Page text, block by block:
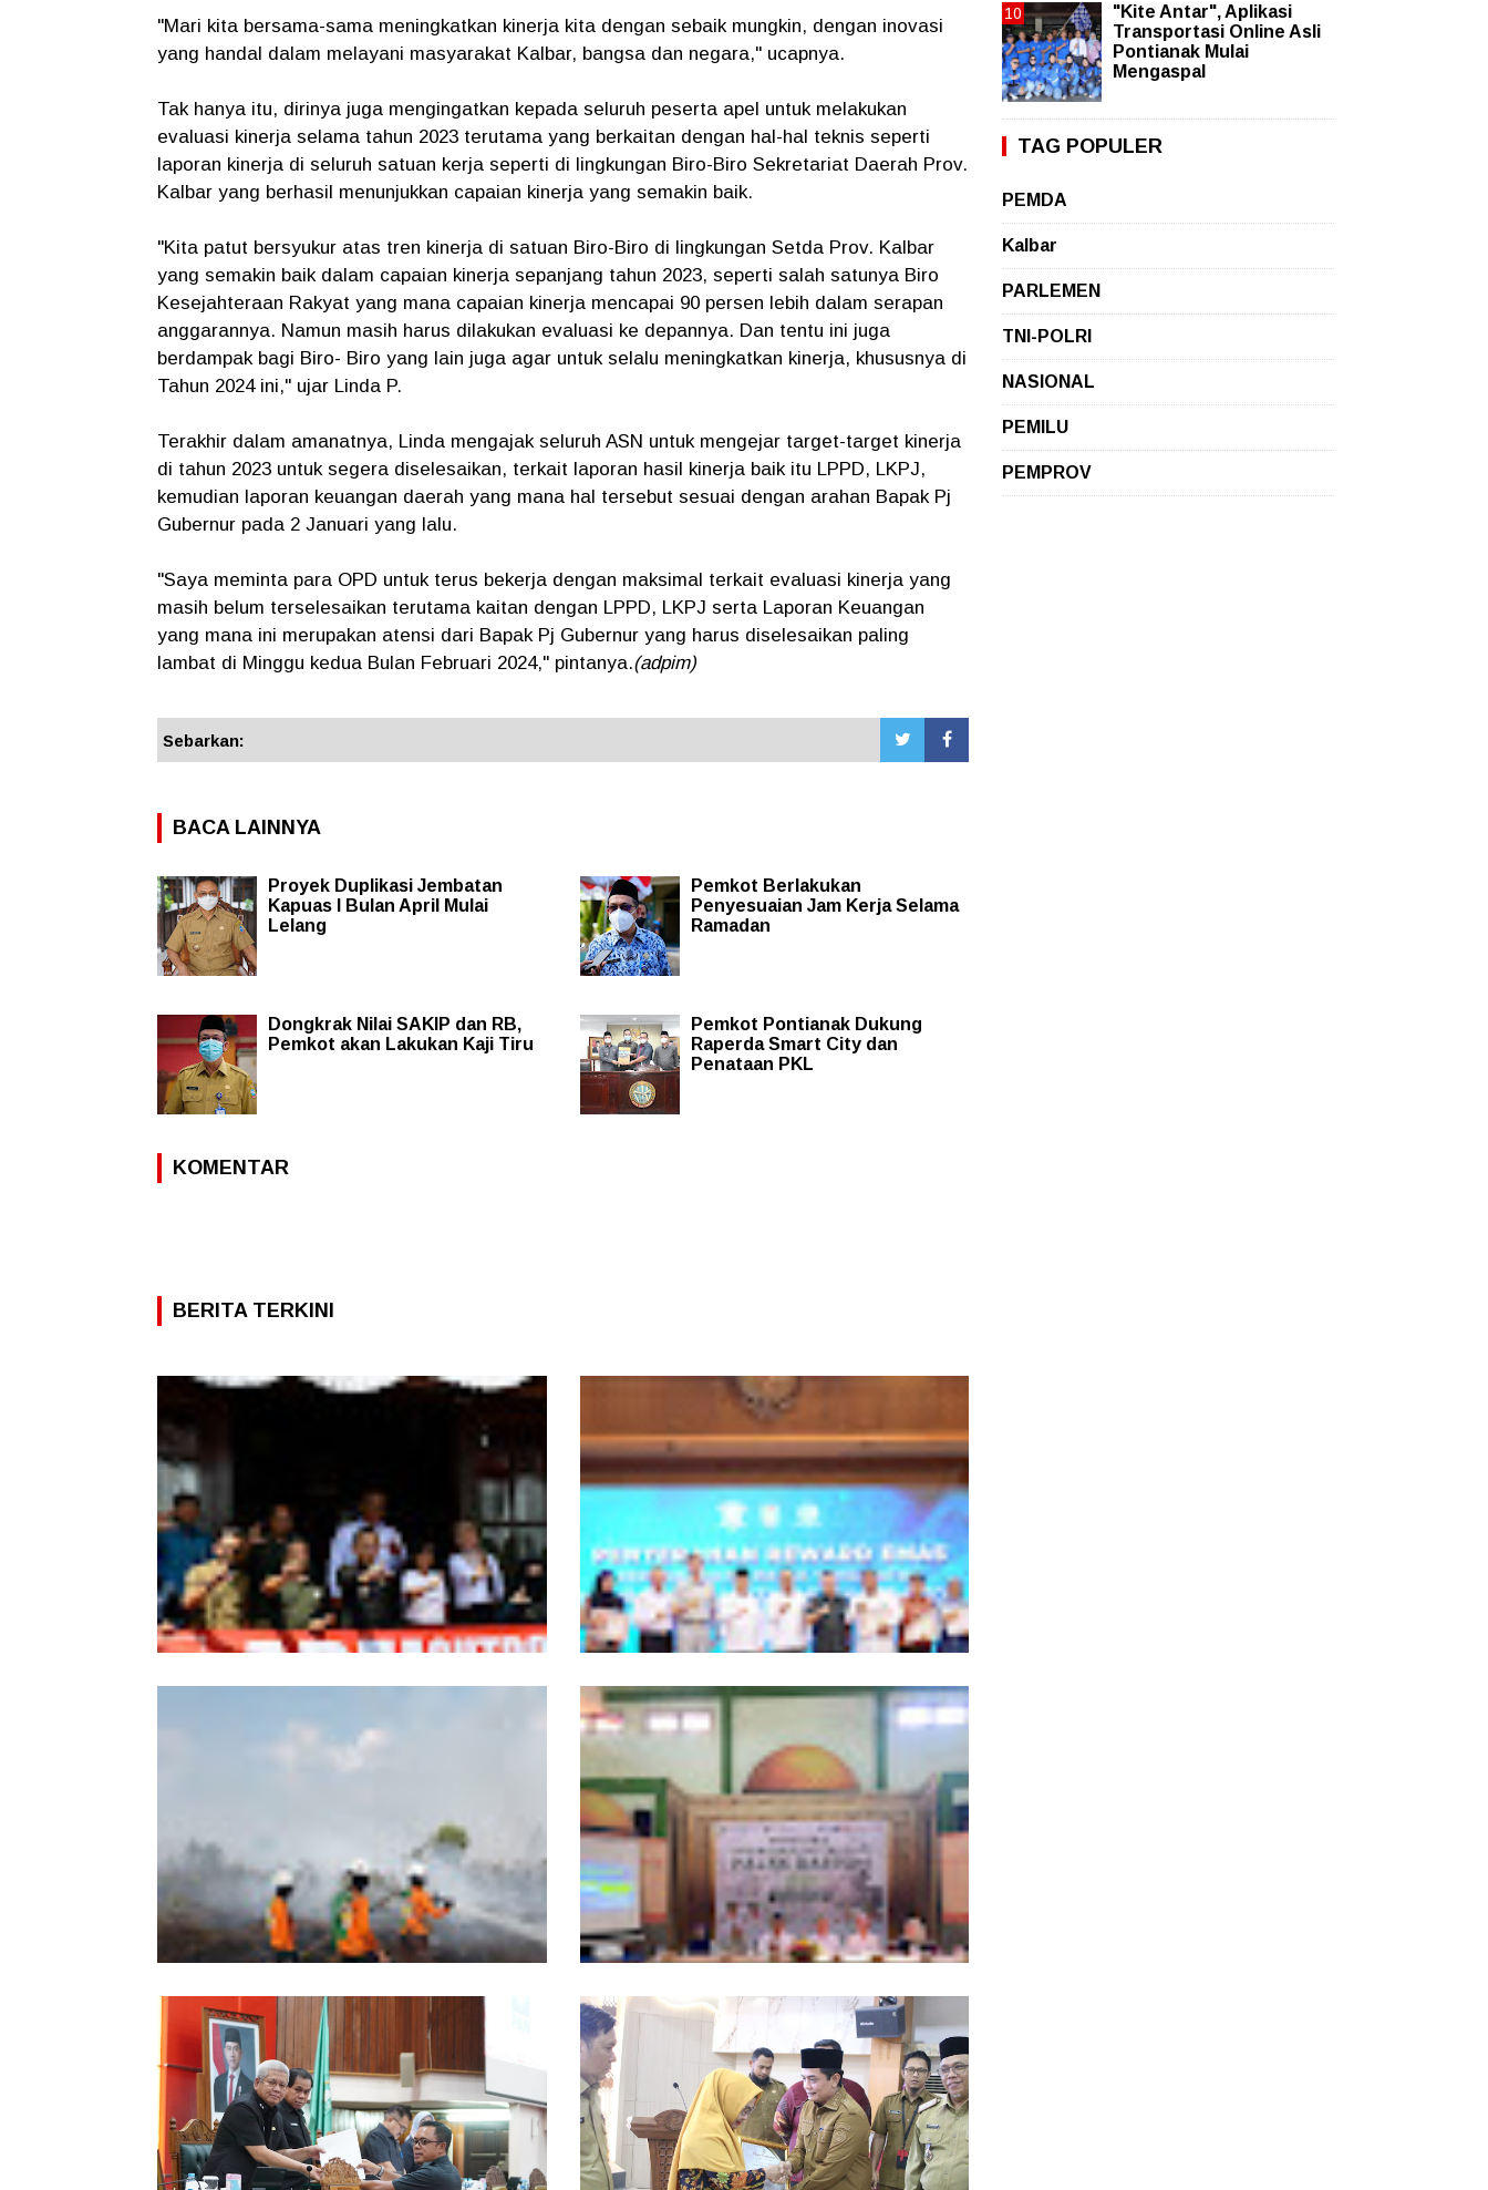
"Mari kita bersama-sama meningkatkan kinerja kita dengan sebaik mungkin, dengan inovasi
yang handal dalam melayani masyarakat Kalbar, bangsa dan negara," ucapnya.
Tak hanya itu, dirinya juga mengingatkan kepada seluruh peserta apel untuk melakukan
evaluasi kinerja selama tahun 2023 terutama yang berkaitan dengan hal-hal teknis seperti
laporan kinerja di seluruh satuan kerja seperti di lingkungan Biro-Biro Sekretariat Daerah Prov.
Kalbar yang berhasil menunjukkan capaian kinerja yang semakin baik.
"Kita patut bersyukur atas tren kinerja di satuan Biro-Biro di lingkungan Setda Prov. Kalbar
yang semakin baik dalam capaian kinerja sepanjang tahun 2023, seperti salah satunya Biro
Kesejahteraan Rakyat yang mana capaian kinerja mencapai 90 persen lebih dalam serapan
anggarannya. Namun masih harus dilakukan evaluasi ke depannya. Dan tentu ini juga
berdampak bagi Biro- Biro yang lain juga agar untuk selalu meningkatkan kinerja, khususnya di
Tahun 2024 ini," ujar Linda P.
Terakhir dalam amanatnya, Linda mengajak seluruh ASN untuk mengejar target-target kinerja
di tahun 2023 untuk segera diselesaikan, terkait laporan hasil kinerja baik itu LPPD, LKPJ,
kemudian laporan keuangan daerah yang mana hal tersebut sesuai dengan arahan Bapak Pj
Gubernur pada 2 Januari yang lalu.
"Saya meminta para OPD untuk terus bekerja dengan maksimal terkait evaluasi kinerja yang
masih belum terselesaikan terutama kaitan dengan LPPD, LKPJ serta Laporan Keuangan
yang mana ini merupakan atensi dari Bapak Pj Gubernur yang harus diselesaikan paling
lambat di Minggu kedua Bulan Februari 2024," pintanya.(adpim)
Sebarkan:
BACA LAINNYA
Proyek Duplikasi Jembatan
Kapuas I Bulan April Mulai
Lelang
Pemkot Berlakukan
Penyesuaian Jam Kerja Selama
Ramadan
Dongkrak Nilai SAKIP dan RB,
Pemkot akan Lakukan Kaji Tiru
Pemkot Pontianak Dukung
Raperda Smart City dan
Penataan PKL
KOMENTAR
BERITA TERKINI
Pemprov Kalbar Tegaskan Komitmen
Percepat Digitalisasi Pelayanan Publik
Karhutla Dekati SMKN 1 Sungai Raya, Tim
SAR Dit Samapta Polda Kalbar Antipasi
Api Meluas
Layanan Samsat GOKATAN Diperpanjang
Jadi Tiga Hari
"Kite Antar", Aplikasi
Transportasi Online Asli
Pontianak Mulai
Mengaspal
TAG POPULER
PEMDA
Kalbar
PARLEMEN
TNI-POLRI
NASIONAL
PEMILU
PEMPROV